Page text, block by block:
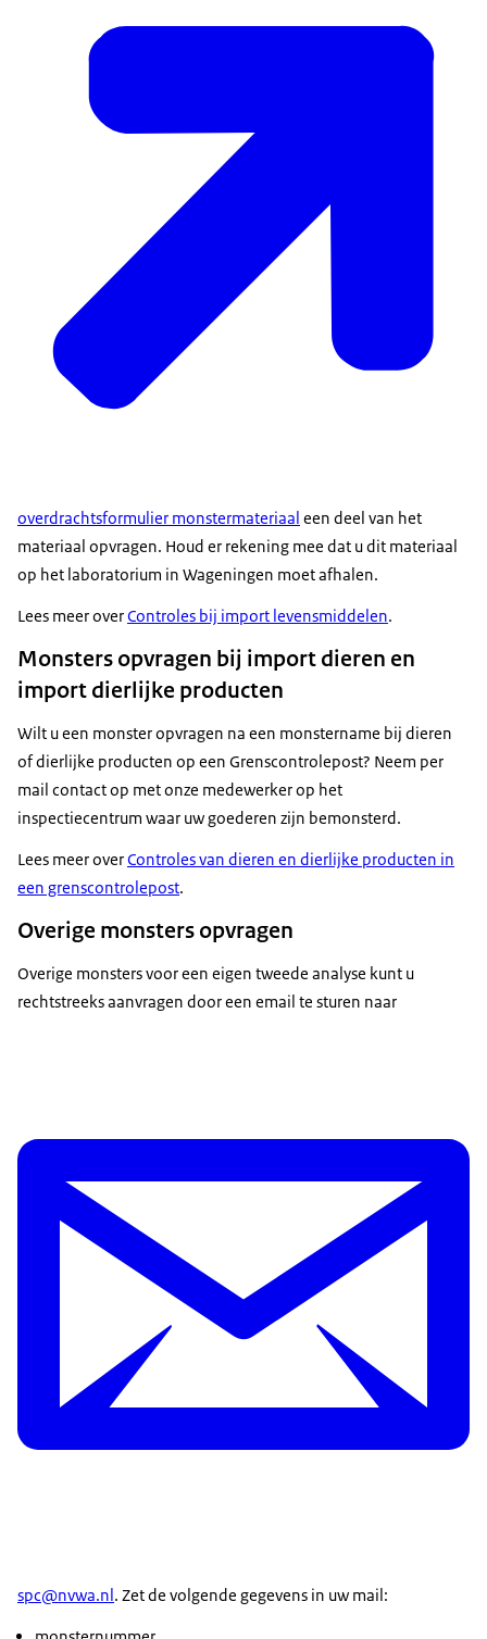
overdrachtsformulier monstermateriaal een deel van het
materiaal opvragen. Houd er rekening mee dat u dit materiaal
op het laboratorium in Wageningen moet afhalen.
Lees meer overControles bij import levensmiddelen.
Monsters opvragen bij import dieren en
import dierlijke producten
Wilt u een monster opvragen na een monstername bij dieren
of dierlijke producten op een Grenscontrolepost? Neem per
mail contact op met onze medewerker op het
inspectiecentrum waar uw goederen zijn bemonsterd.
Lees meer overControles van dieren en dierlijke producten in
een grenscontrolepost.
Overige monsters opvragen
Overige monsters voor een eigen tweede analyse kunt u
rechtstreeks aanvragen door een email te sturen naar
spc@nvwa.nl. Zet de volgende gegevens in uw mail: